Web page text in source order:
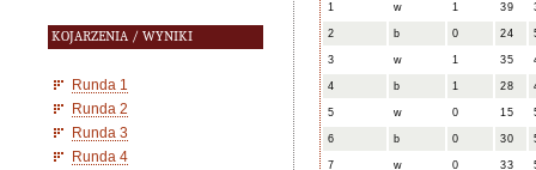
KOJARZENIA / WYNIKI
Runda 1
Runda 2
Runda 3
Runda 4
1 w 1 39
2 b 0 24
3 w 1 35
4 b 1 28
5 w 0 15
6 b 0 30
7 w 0 33